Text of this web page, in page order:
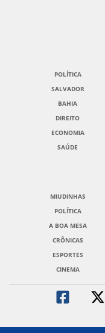
POLÍTICA
SALVADOR
BAHIA
DIREITO
ECONOMIA
SAÚDE
MIUDINHAS
POLÍTICA
A BOA MESA
CRÔNICAS
ESPORTES
CINEMA